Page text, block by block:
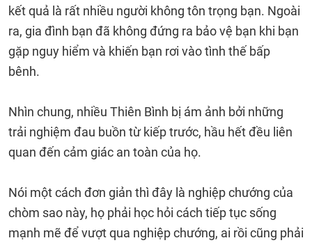
kết quả là rất nhiều người không tôn trọng bạn. Ngoài
ra, gia đình bạn đã không đứng ra bảo vệ bạn khi bạn
gặp nguy hiểm và khiến bạn rơi vào tình thế bấp
bênh.
Nhìn chung, nhiều Thiên Bình bị ám ảnh bởi những
trải nghiệm đau buồn từ kiếp trước, hầu hết đều liên
quan đến cảm giác an toàn của họ.
Nói một cách đơn giản thì đây là nghiệp chướng của
chòm sao này, họ phải học hỏi cách tiếp tục sống
mạnh mẽ để vượt qua nghiệp chướng, ai rồi cũng phải